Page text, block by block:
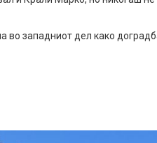
во западниот дел како